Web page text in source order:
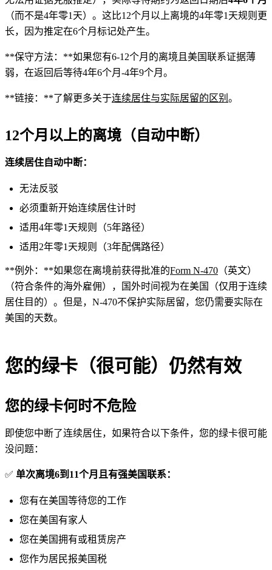
（而不是4年零1天）。这比12个月以上离境的4年零1天规则更
长，因为推定在6个月标记处产生。
**保守方法：**如果您有6-12个月的离境且美国联系证据薄
弱，在返回后等待4年6个月-4年9个月。
**链接：**了解更多关于连续居住与实际居留的区别 。
12个月以上的离境（自动中断）
连续居住自动中断：
无法反驳
必须重新开始连续居住计时
适用4年零1天规则（5年路径）
适用2年零1天规则（3年配偶路径）
**例外：**如果您在离境前获得批准的Form N-470 （英文）
（符合条件的海外雇佣），国外时间视为在美国（仅用于连续
居住目的）。但是，N-470不保护实际居留，您仍需要实际在
美国的天数。
您的绿卡（很可能）仍然有效
您的绿卡何时不危险
即使您中断了连续居住，如果符合以下条件，您的绿卡很可能
没问题：
✅ 单次离境6到11个月且有强美国联系：
您有在美国等待您的工作
您在美国有家人
您在美国拥有或租赁房产
您作为居民报美国税